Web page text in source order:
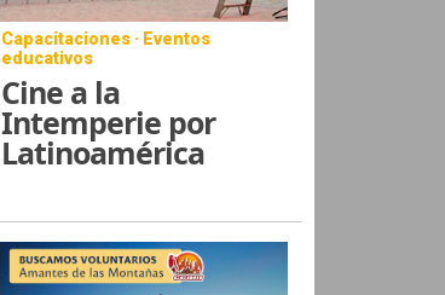
Capacitaciones · Eventos
educativos
Cine a la
Intemperie por
Latinoamérica